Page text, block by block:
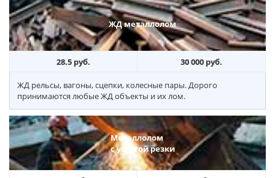
ЖД металлолом
28.5 руб. 30 000 руб.
ЖД рельсы, вагоны, сцепки, колесные пары. Дорого
принимаются любые ЖД объекты и их лом.
Металлолом
с услугой резки